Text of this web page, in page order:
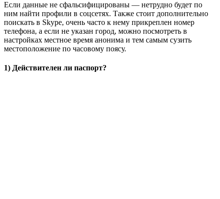
Если данные не сфальсифицированы — нетрудно будет по
ним найти профили в соцсетях. Также стоит дополнительно
поискать в Skype, очень часто к нему прикреплен номер
телефона, а если не указан город, можно посмотреть в
настройках местное время анонима и тем самым сузить
местоположение по часовому поясу.
1) Действителен ли паспорт?